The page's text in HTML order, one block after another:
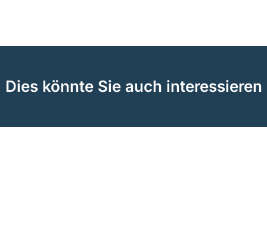
Dies könnte Sie auch interessieren